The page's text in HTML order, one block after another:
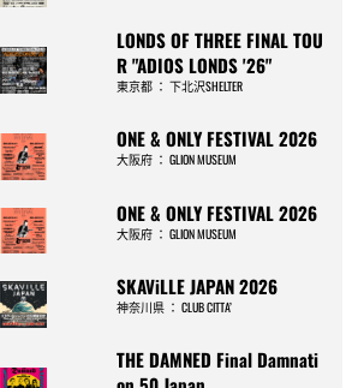
LONDS OF THREE FINAL TOU
R "ADIOS LONDS '26"
東京都 ：下北沢SHELTER
ONE & ONLY FESTIVAL 2026
大阪府 ：GLION MUSEUM
ONE & ONLY FESTIVAL 2026
大阪府 ：GLION MUSEUM
SKAViLLE JAPAN 2026
神奈川県 ：CLUB CITTA’
THE DAMNED Final Damnati